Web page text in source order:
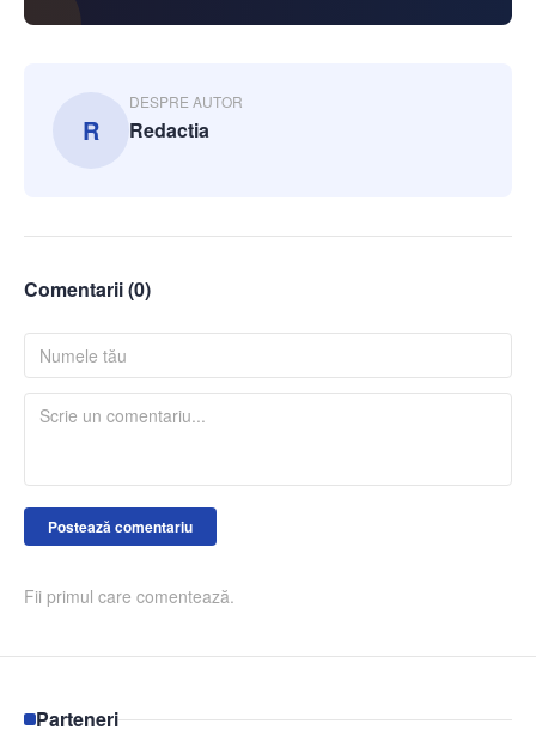
R
DESPRE AUTOR
Redactia
Comentarii (0)
Postează comentariu
Fii primul care comentează.
Parteneri